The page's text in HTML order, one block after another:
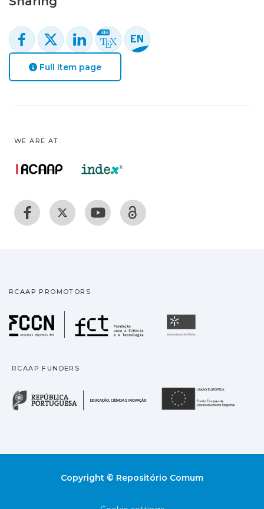
Full item page
WE ARE AT:
RCAAP PROMOTORS
Fundação para a
RCAAP FUNDERS
República Portuguesa
Copyright © Repositório Comum